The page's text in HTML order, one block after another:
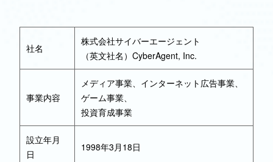
社名
株式会社サイバーエージェント
（英文社名）CyberAgent, Inc.
事業内容
メディア事業、インターネット広告事業、
ゲーム事業、
投資育成事業
設立年月
日
1998年3月18日